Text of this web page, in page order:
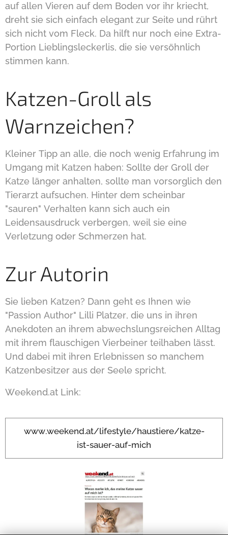
auf allen Vieren auf dem Boden vor ihr kriecht,
dreht sie sich einfach elegant zur Seite und rührt
sich nicht vom Fleck. Da hilft nur noch eine Extra-
Portion Lieblingsleckerlis, die sie versöhnlich
stimmen kann.
Katzen-Groll als
Warnzeichen?
Kleiner Tipp an alle, die noch wenig Erfahrung im
Umgang mit Katzen haben: Sollte der Groll der
Katze länger anhalten, sollte man vorsorglich den
Tierarzt aufsuchen. Hinter dem scheinbar
"sauren" Verhalten kann sich auch ein
Leidensausdruck verbergen, weil sie eine
Verletzung oder Schmerzen hat.
Zur Autorin
Sie lieben Katzen? Dann geht es Ihnen wie
"Passion Author" Lilli Platzer, die uns in ihren
Anekdoten an ihrem abwechslungsreichen Alltag
mit ihrem flauschigen Vierbeiner teilhaben lässt.
Und dabei mit ihren Erlebnissen so manchem
Katzenbesitzer aus der Seele spricht.
Weekend.at Link:
www.weekend.at/lifestyle/haustiere/katze-
ist-sauer-auf-mich